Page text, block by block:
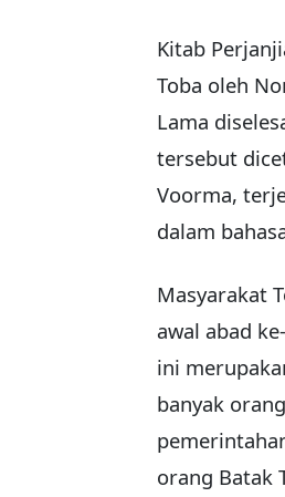
Kitab
Toba oleh
Lama
tersebut
Voorma,
dalam
Masyarakat
awal abad
ini
banyak
orang Batak